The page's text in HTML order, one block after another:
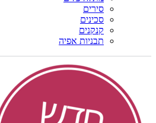
סירים
סכינים
קנקנים
תבניות אפיה